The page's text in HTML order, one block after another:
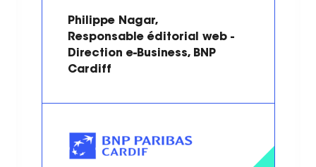
Philippe Nagar,
Responsable éditorial web -
Direction e-Business, BNP
Cardiff